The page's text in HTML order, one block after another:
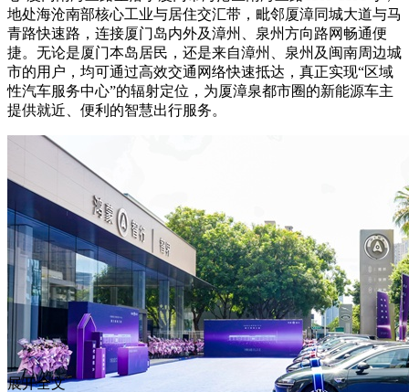
地处海沧南部核心工业与居住交汇带，毗邻厦漳同城大道与马
青路快速路，连接厦门岛内外及漳州、泉州方向路网畅通便
捷。无论是厦门本岛居民，还是来自漳州、泉州及闽南周边城
市的用户，均可通过高效交通网络快速抵达，真正实现“区域
性汽车服务中心”的辐射定位，为厦漳泉都市圈的新能源车主
提供就近、便利的智慧出行服务。
展开全文